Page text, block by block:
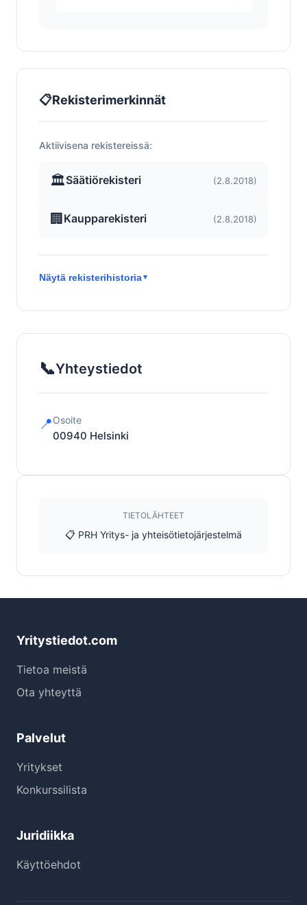
📋Rekisterimerkinnät
Aktiivisena rekistereissä:
🏛️Säätiörekisteri (2.8.2018)
🏢 Kaupparekisteri (2.8.2018)
Näytä rekisterihistoria▼
📞Yhteystiedot
📍Osoite
00940 Helsinki
TIETOLÄHTEET
📋 PRH Yritys- ja yhteisötietojärjestelmä
Yritystiedot.com
Tietoa meistä
Ota yhteyttä
Palvelut
Yritykset
Konkurssilista
Juridiikka
Käyttöehdot